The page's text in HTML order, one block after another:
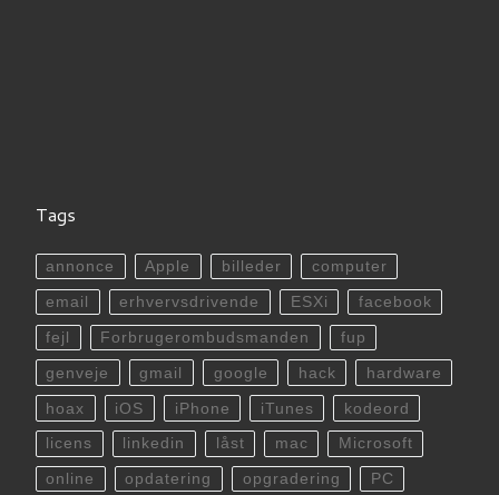
Tags
annonce Apple billeder computer
email erhvervsdrivende ESXi facebook
fejl Forbrugerombudsmanden fup
genveje gmail google hack hardware
hoax iOS iPhone iTunes kodeord
licens linkedin låst mac Microsoft
online opdatering opgradering PC